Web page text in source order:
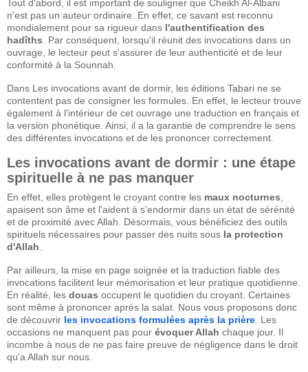
Tout d'abord, il est important de souligner que Cheikh Al-Albani
n'est pas un auteur ordinaire. En effet, ce savant est reconnu
mondialement pour sa rigueur dans l'authentification des
hadîths . Par conséquent, lorsqu'il réunit des invocations dans un
ouvrage, le lecteur peut s'assurer de leur authenticité et de leur
conformité à la Sounnah.
Dans Les invocations avant de dormir, les éditions Tabari ne se
contentent pas de consigner les formules. En effet, le lecteur trouve
également à l'intérieur de cet ouvrage une traduction en français et
la version phonétique. Ainsi, il a la garantie de comprendre le sens
des différentes invocations et de les prononcer correctement.
Les invocations avant de dormir : une étape
spirituelle à ne pas manquer
En effet, elles protègent le croyant contre les maux nocturnes
apaisent son âme et l'aident à s'endormir dans un état de sérénité
et de proximité avec Allah. Désormais, vous bénéficiez des outils
spirituels nécessaires pour passer des nuits sous la protection
d'Allah
Par ailleurs, la mise en page soignée et la traduction fiable des
invocations facilitent leur mémorisation et leur pratique quotidienne.
En réalité, les douas occupent le quotidien du croyant. Certaines
sont même à prononcer après la salat. Nous vous proposons donc
de découvrir les invocations formulées après la prière . Les
occasions ne manquent pas pour évoquer Allah chaque jour. Il
incombe à nous de ne pas faire preuve de négligence dans le droit
qu'a Allah sur nous.